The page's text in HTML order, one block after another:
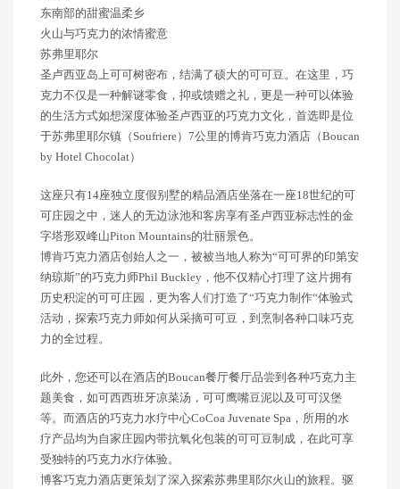
东南部的甜蜜温柔乡
火山与巧克力的浓情蜜意
苏弗里耶尔
圣卢西亚岛上可可树密布，结满了硕大的可可豆。在这里，巧
克力不仅是一种解谜零食，抑或馈赠之礼，更是一种可以体验
的生活方式如想深度体验圣卢西亚的巧克力文化，首选即是位
于苏弗里耶尔镇（Soufriere）7公里的博肯巧克力酒店（Boucan
by Hotel Chocolat）
这座只有14座独立度假别墅的精品酒店坐落在一座18世纪的可
可庄园之中，迷人的无边泳池和客房享有圣卢西亚标志性的金
字塔形双峰山Piton Mountains的壮丽景色。
博肯巧克力酒店创始人之一，被被当地人称为“可可界的印第安
纳琼斯”的巧克力师Phil Buckley，他不仅精心打理了这片拥有
历史积淀的可可庄园，更为客人们打造了“巧​​克力制作“体验式
活动，探索巧克力师如何从采摘可可豆，到烹制各种口味巧克
力的全过程。
此外，您还可以在酒店的Boucan餐厅餐厅品尝到各种巧克力主
题美食，如可西西班牙凉菜汤，可可鹰嘴豆泥以及可可汉堡
等。而酒店的巧克力水疗中心CoCoa Juvenate Spa，所用的水
疗产品均为自家庄园内带抗氧化包装的可可豆制成，在此可享
受独特的巧克力水疗体验。
博客巧克力酒店更策划了深入探索苏弗里耶尔火山的旅程。驱